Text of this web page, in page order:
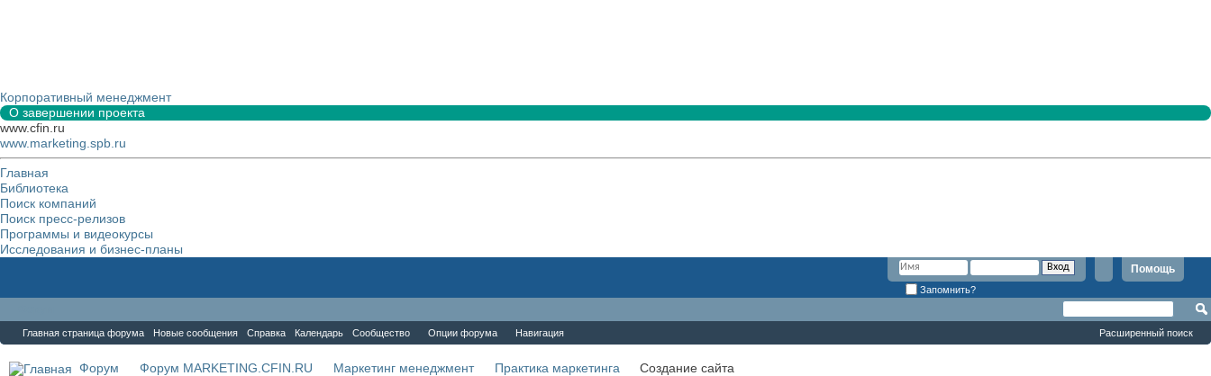
Корпоративный менеджмент
О завершении проекта
www.cfin.ru
www.marketing.spb.ru
Главная
Библиотека
Поиск компаний
Поиск пресс-релизов
Программы и видеокурсы
Исследования и бизнес-планы
Помощь
Запомнить?
Главная страница форума Новые сообщения Справка Календарь Сообщество Опции форума Навигация Расширенный поиск
Форум Форум MARKETING.CFIN.RU Маркетинг менеджмент Практика маркетинга Создание сайта